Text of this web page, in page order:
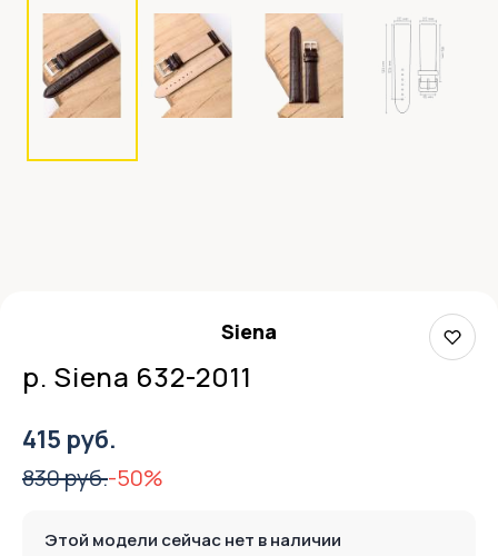
Siena
р. Siena 632-2011
415 руб.
830 руб.-50%
Этой модели сейчас нет в наличии